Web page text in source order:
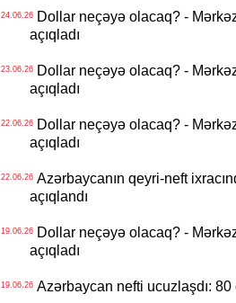
24.06.26Dollar neçəyə olacaq? -
açıqladı
23.06.26Dollar neçəyə olacaq? -
açıqladı
22.06.26Dollar neçəyə olacaq? -
açıqladı
22.06.26Azərbaycanın qeyri-neft
açıqlandı
19.06.26Dollar neçəyə olacaq? -
açıqladı
19.06.26Azərbaycan nefti ucuzlaşdı: 80